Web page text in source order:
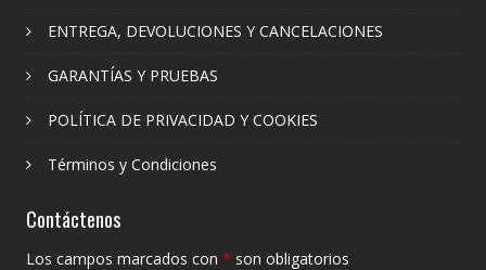
ENTREGA, DEVOLUCIONES Y CANCELACIONES
GARANTÍAS Y PRUEBAS
POLÍTICA DE PRIVACIDAD Y COOKIES
Términos y Condiciones
Contáctenos
Los campos marcados con * son obligatorios